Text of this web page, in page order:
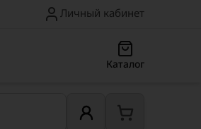
Личный кабинет
Каталог